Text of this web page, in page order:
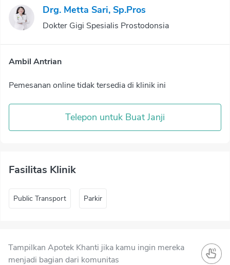
Drg. Metta Sari, Sp.Pros
Dokter Gigi Spesialis Prostodonsia
Ambil Antrian
Pemesanan online tidak tersedia di klinik ini
Telepon untuk Buat Janji
Fasilitas Klinik
Public Transport Parkir
Tampilkan Apotek Khanti jika kamu ingin mereka
menjadi bagian dari komunitas